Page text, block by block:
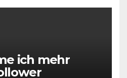
ich mehr